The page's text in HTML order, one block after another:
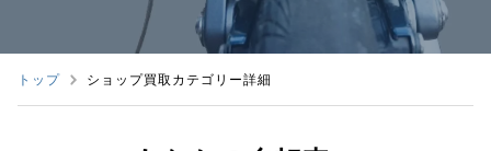
トップ ショップ買取カテゴリー詳細